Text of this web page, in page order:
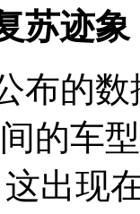
苏迹象
布的
的车
出现